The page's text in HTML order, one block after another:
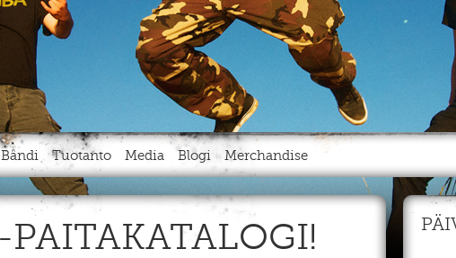
Bändi Tuotanto Media Blogi Merchandise